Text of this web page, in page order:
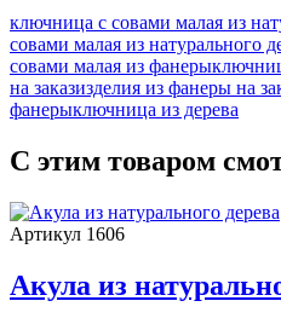
ключница с совами малая из
совами малая из натурального
совами малая из фанеры
на заказизделия из фанеры на
фанерыключница из дерева
С этим товаром
Артикул 1606
Акула из